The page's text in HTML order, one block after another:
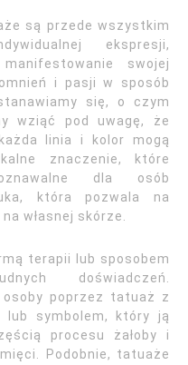
są przede wszystkim
ekspresji,
swojej
i pasji w sposób
się, o czym
wziąć pod uwagę, że
linia i kolor mogą
znaczenie, które
dla osób
która pozwala na
własnej skórze.
terapii lub sposobem
doświadczeń.
poprzez tatuaż z
lub symbolem, który ją
procesu żałoby i
Podobnie, tatuaże